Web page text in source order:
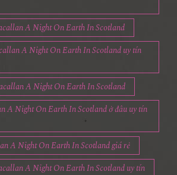
A Night On Earth In Scotland
A Night On Earth In Scotland uy tín
A Night On Earth In Scotland
A Night On Earth In Scotland ở đâu uy tín
A Night On Earth In Scotland giá rẻ
A Night On Earth In Scotland uy tín